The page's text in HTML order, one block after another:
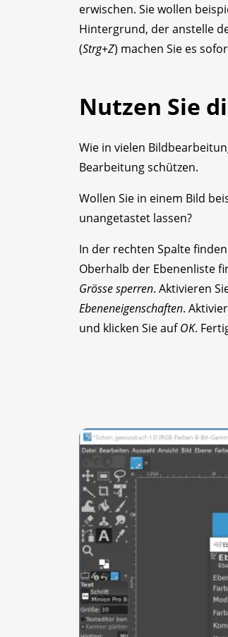
erwischen. Sie wollen
Hintergrund, der anstelle
(Strg+Z) machen Sie es
Nutzen Sie
Wie in vielen
Bearbeitung schützen.
Wollen Sie in einem Bild
unangetastet lassen?
In der rechten Spalte
Oberhalb der Ebenenliste
Grösse sperren. Aktivieren
Ebeneneigenschaften.
und klicken Sie aufOK.